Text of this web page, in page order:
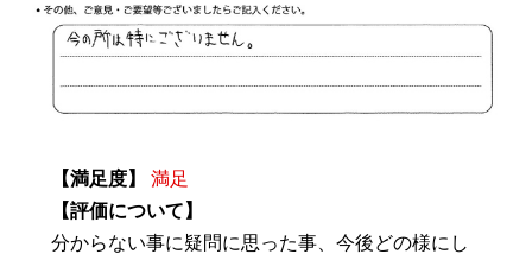
【満足度】
満足
【評価について】
分からない事に疑問に思った事、今後どの様にし